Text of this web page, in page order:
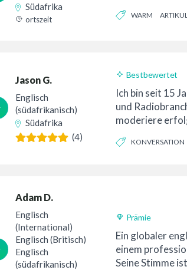
Südafrika
ortszeit WARM
Jason G.
Englisch
(südafrikanisch)
Südafrika
(4)
Bestbewertet
Ich bin seit 15
und
moderiere
KONVERSATION
Adam D.
Englisch
(International)
Englisch (Britisch)
Englisch
(südafrikanisch)
Prämie
Ein globaler
einem
Seine Stimme